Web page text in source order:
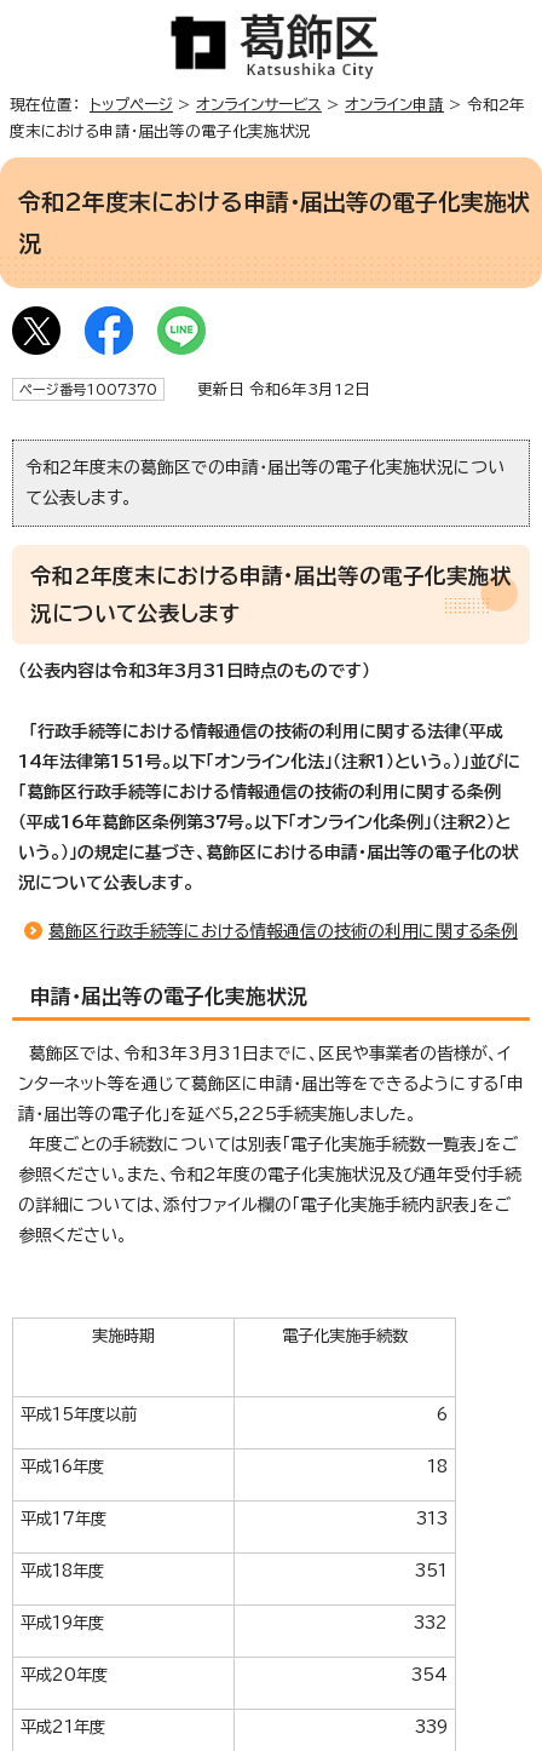
現在位置： トップページ > オンラインサービス > オンライン申請 > 令和2年
度末における申請・届出等の電子化実施状況
令和2年度末における申請・届出等の電子化実施状
況
ページ番号1007370 更新日 令和6年3月12日
令和2年度末の葛飾区での申請・届出等の電子化実施状況につい
て公表します。
令和2年度末における申請・届出等の電子化実施状
況について公表します
（公表内容は令和3年3月31日時点のものです）
「行政手続等における情報通信の技術の利用に関する法律（平成
14年法律第151号。以下「オンライン化法」（注釈1）という。）」並びに
「葛飾区行政手続等における情報通信の技術の利用に関する条例
（平成16年葛飾区条例第37号。以下「オンライン化条例」（注釈2）と
いう。）」の規定に基づき、葛飾区における申請・届出等の電子化の状
況について公表します。
葛飾区行政手続等における情報通信の技術の利用に関する条例
申請・届出等の電子化実施状況
葛飾区では、令和3年3月31日までに、区民や事業者の皆様が、イ
ンターネット等を通じて葛飾区に申請・届出等をできるようにする「申
請・届出等の電子化」を延べ5,225手続実施しました。
年度ごとの手続数については別表「電子化実施手続数一覧表」をご
参照ください。また、令和2年度の電子化実施状況及び通年受付手続
の詳細については、添付ファイル欄の「電子化実施手続内訳表」をご
参照ください。
実施時期 電子化実施手続数
平成15年度以前 6
平成16年度 18
平成17年度 313
平成18年度 351
平成19年度 332
平成20年度 354
平成21年度 339